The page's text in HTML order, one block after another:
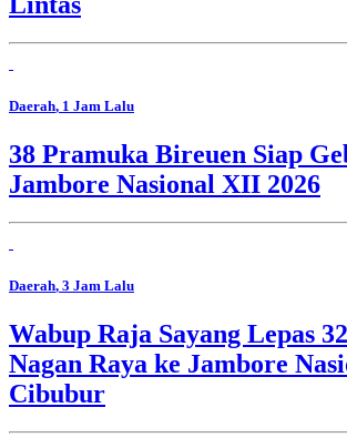
Daerah, 1 Jam Lalu
38 Pramuka Bireuen Siap
Jambore Nasional XII 2026
Daerah, 3 Jam Lalu
Wabup Raja Sayang Lepas
Nagan Raya ke Jambore
Cibubur